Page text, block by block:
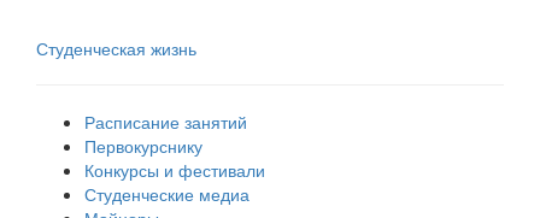
Студенческая жизнь
Расписание занятий
Первокурснику
Конкурсы и фестивали
Студенческие медиа